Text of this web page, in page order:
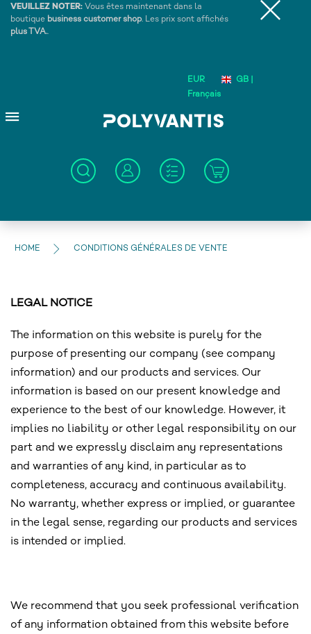
VEUILLEZ NOTER: Vous êtes maintenant dans la
boutique business customer shop. Les prix sont affichés
plus TVA..
EUR
GB |
Français
HOME CONDITIONS GÉNÉRALES DE VENTE
LEGAL NOTICE
The information on this website is purely for the
purpose of presenting our company (see company
information) and our products and services. Our
information is based on our present knowledge and
experience to the best of our knowledge. However, it
implies no liability or other legal responsibility on our
part and we expressly disclaim any representations
and warranties of any kind, in particular as to
completeness, accuracy and continuous availability.
No warranty, whether express or implied, or guarantee
in the legal sense, regarding our products and services
is intended or implied.
We recommend that you seek professional verification
of any information obtained from this website before